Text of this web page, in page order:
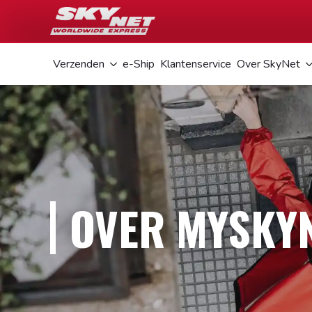
Verzenden e-Ship Klantenservice Over SkyNet
OVER